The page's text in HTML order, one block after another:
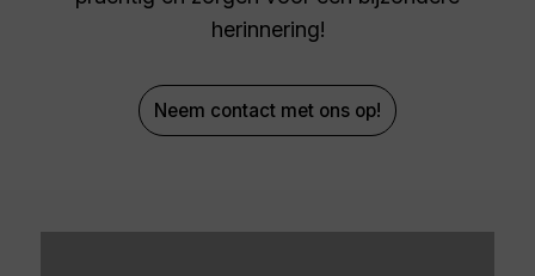
herinnering!
Neem contact met ons op!